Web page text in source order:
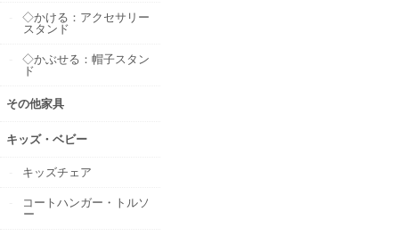
◇かける：アクセサリー
スタンド
◇かぶせる：帽子スタン
ド
その他家具
キッズ・ベビー
キッズチェア
コートハンガー・トルソ
ー